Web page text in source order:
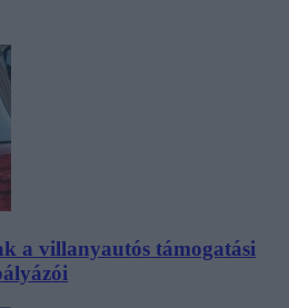
a villanyautós támogatási